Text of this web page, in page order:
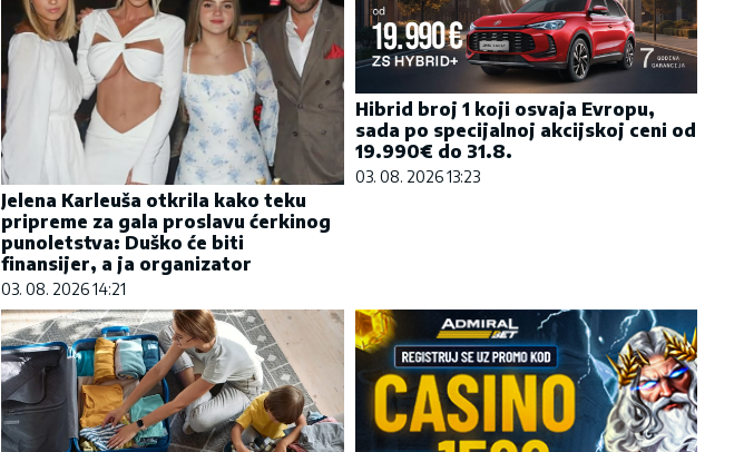
Jelena Karleuša otkrila kako teku
pripreme za gala proslavu ćerkinog
punoletstva: Duško će biti
finansijer, a ja organizator
03. 08. 2026 14:21
Hibrid broj 1 koji osvaja Evropu,
sada po specijalnoj akcijskoj ceni od
19.990€ do 31.8.
03. 08. 2026 13:23